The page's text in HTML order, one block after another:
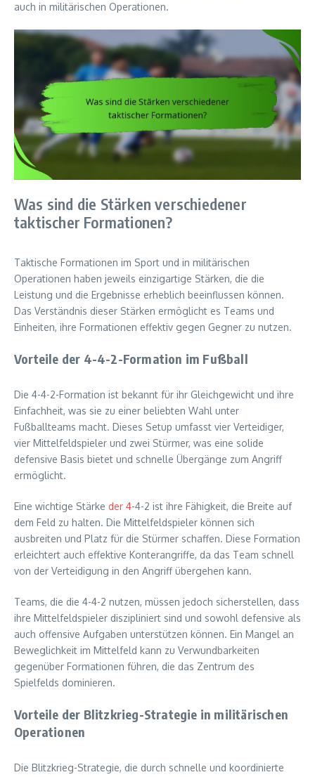
auch in militärischen Operationen.
Was sind die Stärken verschiedener
taktischer Formationen?
Taktische Formationen im Sport und in militärischen
Operationen haben jeweils einzigartige Stärken, die die
Leistung und die Ergebnisse erheblich beeinflussen können.
Das Verständnis dieser Stärken ermöglicht es Teams und
Einheiten, ihre Formationen effektiv gegen Gegner zu nutzen.
Vorteile der 4-4-2-Formation im Fußball
Die 4-4-2-Formation ist bekannt für ihr Gleichgewicht und ihre
Einfachheit, was sie zu einer beliebten Wahl unter
Fußballteams macht. Dieses Setup umfasst vier Verteidiger,
vier Mittelfeldspieler und zwei Stürmer, was eine solide
defensive Basis bietet und schnelle Übergänge zum Angriff
ermöglicht.
Eine wichtige Stärke der 4-4-2 ist ihre Fähigkeit, die Breite auf
dem Feld zu halten. Die Mittelfeldspieler können sich
ausbreiten und Platz für die Stürmer schaffen. Diese Formation
erleichtert auch effektive Konterangriffe, da das Team schnell
von der Verteidigung in den Angriff übergehen kann.
Teams, die die 4-4-2 nutzen, müssen jedoch sicherstellen, dass
ihre Mittelfeldspieler diszipliniert sind und sowohl defensive als
auch offensive Aufgaben unterstützen können. Ein Mangel an
Beweglichkeit im Mittelfeld kann zu Verwundbarkeiten
gegenüber Formationen führen, die das Zentrum des
Spielfelds dominieren.
Vorteile der Blitzkrieg-Strategie in militärischen
Operationen
Die Blitzkrieg-Strategie, die durch schnelle und koordinierte